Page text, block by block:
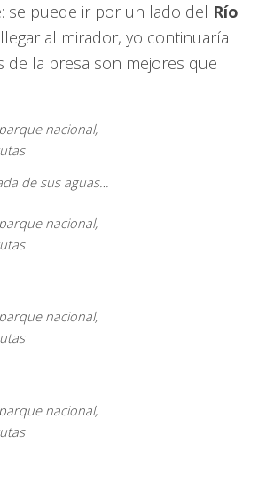
se puede ir por un lado del Río
al mirador, yo continuaría
de la presa son mejores que
de sus aguas…